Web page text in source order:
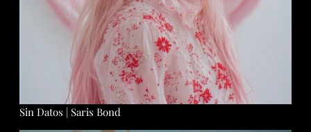
Sin Datos | Saris Bond